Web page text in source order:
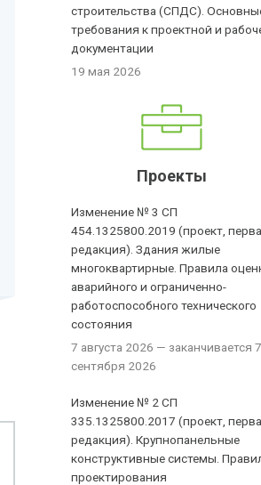
строительства (СПДС).
требования к проектной и
документации
19 мая 2026
Проекты
Изменение № 3 СП
454.1325800.2019 (проект,
редакция). Здания жилые
многоквартирные. Правила
аварийного и ограниченно-
работоспособного технического
состояния
7 августа 2026 — заканчивается 7
сентября 2026
Изменение № 2 СП
335.1325800.2017 (проект,
редакция). Крупнопанельные
конструктивные системы.
проектирования